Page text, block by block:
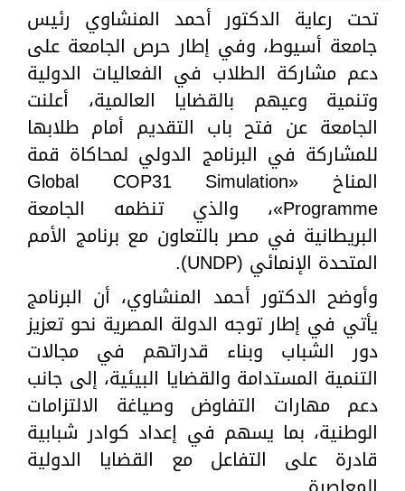
تحت رعاية الدكتور أحمد المنشاوي رئيس
جامعة أسيوط، وفي إطار حرص الجامعة على
دعم مشاركة الطلاب في الفعاليات الدولية
وتنمية وعيهم بالقضايا العالمية، أعلنت
الجامعة عن فتح باب التقديم أمام طلابها
للمشاركة في البرنامج الدولي لمحاكاة قمة
المناخ «Global COP31 Simulation
Programme»، والذي تنظمه الجامعة
البريطانية في مصر بالتعاون مع برنامج الأمم
المتحدة الإنمائي (UNDP).
وأوضح الدكتور أحمد المنشاوي، أن البرنامج
يأتي في إطار توجه الدولة المصرية نحو تعزيز
دور الشباب وبناء قدراتهم في مجالات
التنمية المستدامة والقضايا البيئية، إلى جانب
دعم مهارات التفاوض وصياغة الالتزامات
الوطنية، بما يسهم في إعداد كوادر شبابية
قادرة على التفاعل مع القضايا الدولية